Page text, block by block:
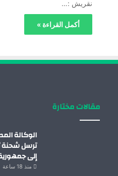
نقريش :…
أكمل القراءة »
مقالات مختارة
الوكالة
ترسل شحنة
إلى
منذ 18 ساعة